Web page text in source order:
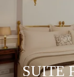
SUITE